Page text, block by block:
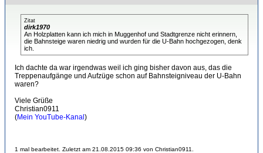
Zitat
dirk1970
An Holzplatten kann ich mich in Muggenhof und Stadtgrenze nicht erinnern,
die Bahnsteige waren niedrig und wurden für die U-Bahn hochgezogen, denk
ich.
Ich dachte da war irgendwas weil ich ging bisher davon aus, das die
Treppenaufgänge und Aufzüge schon auf Bahnsteigniveau der U-Bahn
waren?
Viele Grüße
Christian0911
(Mein YouTube-Kanal )
1 mal bearbeitet. Zuletzt am 21.08.2015 09:36 von Christian0911.